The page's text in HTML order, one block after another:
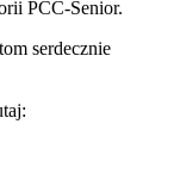
PCC-Senior.
serdecznie